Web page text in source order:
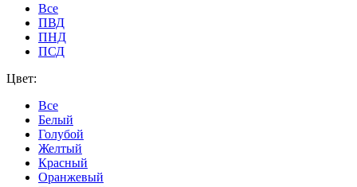
Все
ПВД
ПНД
ПСД
Цвет:
Все
Белый
Голубой
Желтый
Красный
Оранжевый